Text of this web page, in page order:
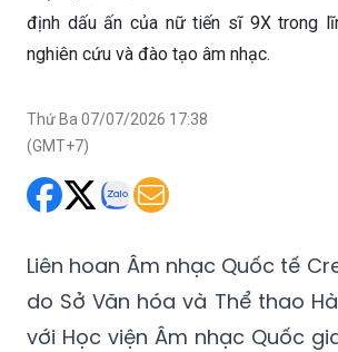
định dấu ấn của nữ tiến sĩ 9X trong
nghiên cứu và đào tạo âm nhạc.
Thứ Ba 07/07/2026 17:38
(GMT+7)
Liên hoan Âm nhạc Quốc tế
do Sở Văn hóa và Thể thao
với Học viện Âm nhạc Quốc